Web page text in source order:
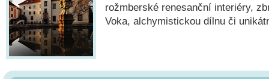
rožmberské renesanční interiéry,
Voka, alchymistickou dílnu či